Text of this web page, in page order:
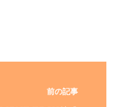
前の記事